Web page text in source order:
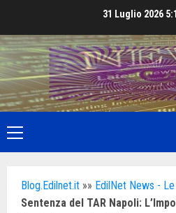
content
31 Luglio 2026
Primary
Menu
Blog.Edilnet.it »» EdilNet News -
Sentenza del TAR Napoli: